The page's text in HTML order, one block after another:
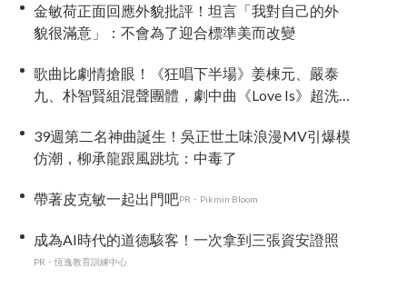
金敏荷正面回應外貌批評！坦言「我對自己的外
貌很滿意」：不會為了迎合標準美而改變
歌曲比劇情搶眼！《狂唱下半場》姜棟元、嚴泰
九、朴智賢組混聲團體，劇中曲《Love Is》超洗
39週第二名神曲誕生！吳正世土味浪漫MV引爆模
仿潮，柳承龍跟風跳坑：中毒了
帶著皮克敏一起出門吧PR・Pikmin Bloom
成為AI時代的道德駭客！一次拿到三張資安證照
PR・恆逸教育訓練中心